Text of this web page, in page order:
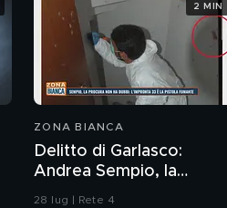
ZONA BIANCA
Delitto di Garlasco:
Andrea Sempio, la
Procura di Pavia non ha
28 lug | Rete 4
2 MIN